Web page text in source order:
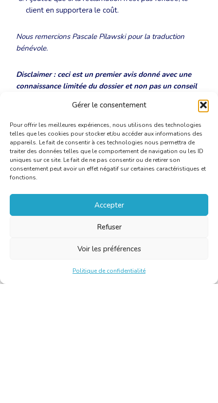
Gérer le consentement
Pour offrir les meilleures expériences, nous utilisons des technologies
telles que les cookies pour stocker et/ou accéder aux informations des
appareils. Le fait de consentir à ces technologies nous permettra de
traiter des données telles que le comportement de navigation ou les ID
uniques sur ce site. Le fait de ne pas consentir ou de retirer son
consentement peut avoir un effet négatif sur certaines caractéristiques et
fonctions.
Accepter
Refuser
Voir les préférences
Politique de confidentialité
client en supportera le coût.
Nous remercions Pascale Pilawski pour la traduction
bénévole.
Disclaimer : ceci est un premier avis donné avec une
connaissance limitée du dossier et non pas un conseil